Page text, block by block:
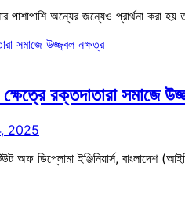
পাশাপাশি অন্যের জন্যেও প্রার্থনা করা
রক্তদাতারা সমাজে
2025
অফ ডিপ্লোমা ইঞ্জিনিয়ার্স, বাংলাদেশ